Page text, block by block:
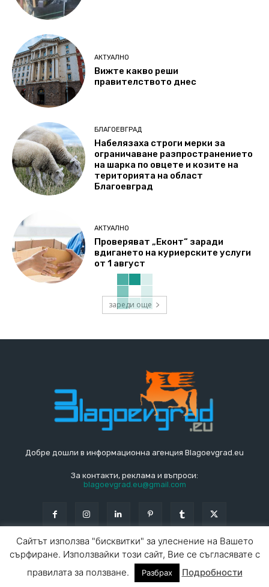
АКТУАЛНО
Вижте какво реши
правителството днес
БЛАГОЕВГРАД
Набелязаха строги мерки за
ограничаване разпространението
на шарка по овцете и козите на
територията на област
Благоевград
АКТУАЛНО
Проверяват „Еконт“ заради
вдигането на куриерските услуги
от 1 август
зареди още
Добре дошли в информационна агенция Blagoevgrad.eu
За контакти, реклама и въпроси:
blagoevgrad.eu@gmail.com
Общи условия
За контакти
За реклама СПРАВОЧНИК СЪБИТИЯ
Сайтът използва "бисквитки" за улеснение на Вашето
сърфиране. Използвайки този сайт, Вие се съгласявате с
правилата за ползване.
Разбрах Подробности